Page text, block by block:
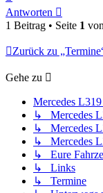
oben
Antworten
1 Beitrag • Seite 1 von
Zurück zu
Gehe zu
Mercedes
↳ Mercedes
↳ Mercedes
↳ Mercedes
↳ Eure
↳ Links
↳ Termine